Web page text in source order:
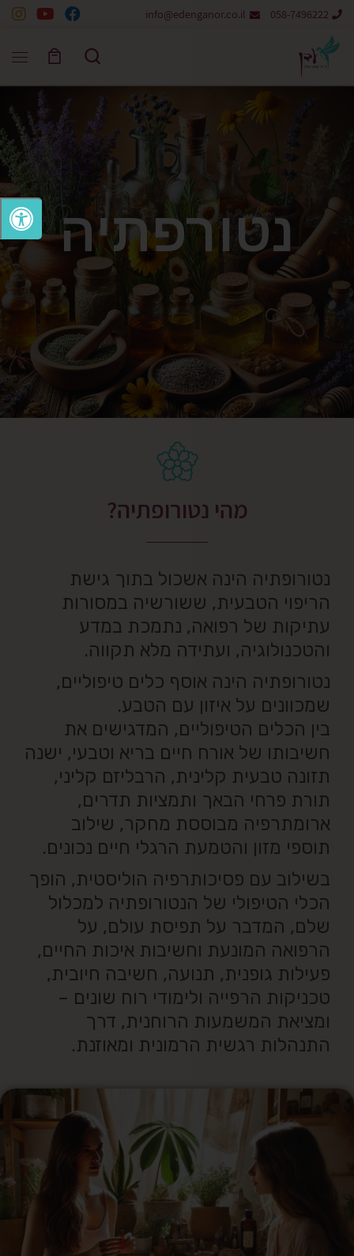
Skip to content
058-7496222
info@edenganor.co.il
Search
נטורפתיה
מהי נטורופתיה?
נטורופתיה הינה אשכול בתוך גישת
הריפוי הטבעית, ששורשיה במסורות
עתיקות של רפואה, נתמכת במדע
והטכנולוגיה, ועתידה מלא תקווה.
נטורופתיה הינה אוסף כלים טיפוליים,
שמכוונים על איזון עם הטבע.
בין הכלים הטיפוליים, המדגישים את
חשיבותו של אורח חיים בריא וטבעי, ישנה
תזונה טבעית קלינית, הרבליזם קליני,
תורת פרחי הבאך ותמציות תדרים,
ארומתרפיה מבוססת מחקר, שילוב
תוספי מזון והטמעת הרגלי חיים נכונים.
בשילוב עם פסיכותרפיה הוליסטית, הופך
הכלי הטיפולי של הנטורופתיה למכלול
שלם, המדבר על תפיסת עולם, על
הרפואה המונעת וחשיבות איכות החיים,
פעילות גופנית, תנועה, חשיבה חיובית,
טכניקות הרפייה ולימודי רוח שונים –
ומציאת המשמעות הרוחנית, דרך
התנהלות רגשית הרמונית ומאוזנת.